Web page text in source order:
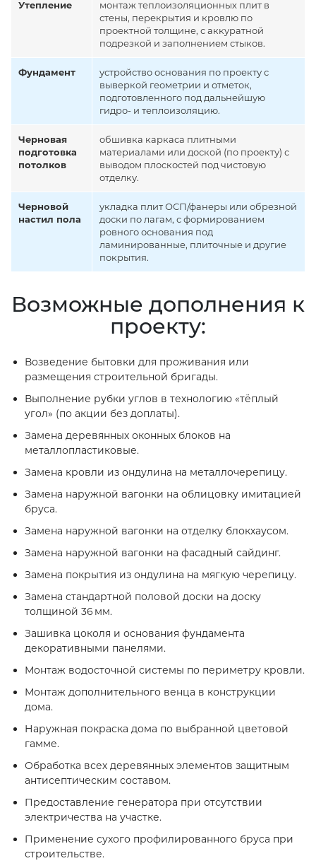
Утепление
монтаж теплоизоляционных плит в
стены, перекрытия и кровлю по
проектной толщине, с аккуратной
подрезкой и заполнением стыков.
Фундамент
устройство основания по проекту с
выверкой геометрии и отметок,
подготовленного под дальнейшую
гидро- и теплоизоляцию.
Черновая
подготовка
потолков
обшивка каркаса плитными
материалами или доской (по проекту) с
выводом плоскостей под чистовую
отделку.
Черновой
настил пола
укладка плит ОСП/фанеры или обрезной
доски по лагам, с формированием
ровного основания под
ламинированные, плиточные и другие
покрытия.
Возможные дополнения к
проекту:
Возведение бытовки для проживания или
размещения строительной бригады.
Выполнение рубки углов в технологию «тёплый
угол» (по акции без доплаты).
Замена деревянных оконных блоков на
металлопластиковые.
Замена кровли из ондулина на металлочерепицу.
Замена наружной вагонки на облицовку имитацией
бруса.
Замена наружной вагонки на отделку блокхаусом.
Замена наружной вагонки на фасадный сайдинг.
Замена покрытия из ондулина на мягкую черепицу.
Замена стандартной половой доски на доску
толщиной 36 мм.
Зашивка цоколя и основания фундамента
декоративными панелями.
Монтаж водосточной системы по периметру кровли.
Монтаж дополнительного венца в конструкции
дома.
Наружная покраска дома по выбранной цветовой
гамме.
Обработка всех деревянных элементов защитным
антисептическим составом.
Предоставление генератора при отсутствии
электричества на участке.
Применение сухого профилированного бруса при
строительстве.